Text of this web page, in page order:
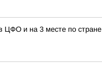
ЦФО и на 3 месте по стране